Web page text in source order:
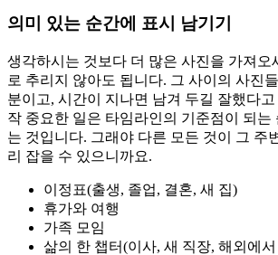
의미 있는 순간에 표시 남기기
생각하시는 것보다 더 많은 사진을 가져오
로 추리지 않아도 됩니다. 그 사이의 사진
분이고, 시간이 지나면 남겨 두길 잘했다
작 중요한 일은 타임라인의 기준점이 되는
는 것입니다. 그래야 다른 모든 것이 그 주
리 잡을 수 있으니까요.
이정표(출생, 졸업, 결혼, 새 집)
휴가와 여행
가족 모임
삶의 한 챕터(이사, 새 직장, 해외에